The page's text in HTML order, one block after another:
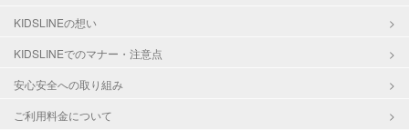
KIDSLINEの想い
KIDSLINEでのマナー・注意点
安心安全への取り組み
ご利用料金について